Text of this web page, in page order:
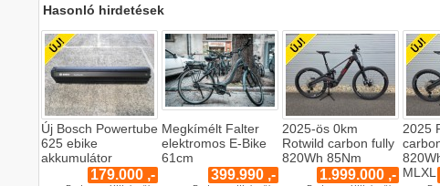
Hasonló hirdetések
Új Bosch Powertube
625 ebike
akkumulátor
179.000 ,-
Megkímélt Falter
elektromos E-Bike
61cm
399.990 ,-
2025-ös 0km
Rotwild carbon fully
820Wh 85Nm
1.999.000 ,-
2025
MLXL